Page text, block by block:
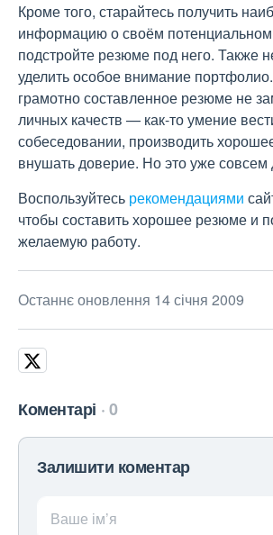
Кроме того, старайтесь получить
информацию о своём потенциальном
подстройте резюме под него. Также
уделить особое внимание
грамотно составленное резюме не
личных качеств — как-то умение
собеседовании, производить
внушать доверие. Но это уже совсем
Воспользуйтесь рекомендациями
чтобы составить хорошее резюме и
желаемую работу.
Останнє оновлення 14 січня 2009
Коментарі 0
Залишити коментар
Ваше ім’я